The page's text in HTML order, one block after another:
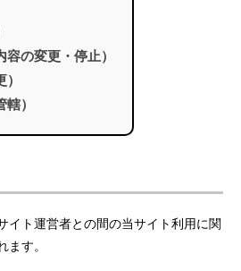
の変更・停止）
）
イト運営者との間の当サイト利用に関
す。